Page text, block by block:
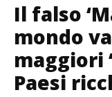
Il falso
mondo
maggiori
Paesi